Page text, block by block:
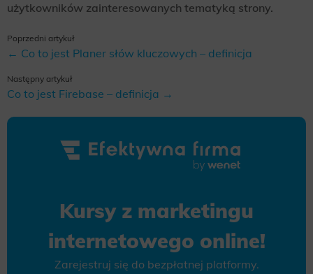
użytkowników zainteresowanych tematyką strony.
Poprzedni artykuł
← Co to jest Planer słów kluczowych – definicja
Następny artykuł
Co to jest Firebase – definicja →
Kursy z marketingu
internetowego online!
Zarejestruj się do bezpłatnej platformy.